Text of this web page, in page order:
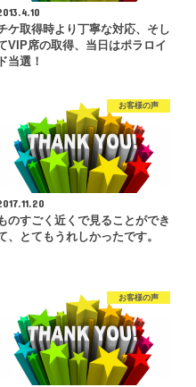
ケ取得時より丁寧な対応、そし
VIP席の取得、当日はポラロイ
ド当選！
お客様の声
のすごく近くで見ることができ
、とてもうれしかったです。
お客様の声